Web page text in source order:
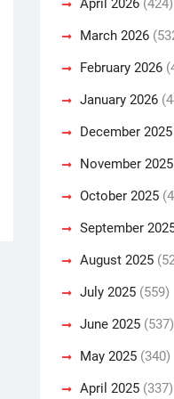
April 2026 (424)
March 2026
February 2026
January 2026
December 2025
November 2025
October 2025
September
August 2025
July 2025 (559)
June 2025 (537)
May 2025 (340)
April 2025 (337)